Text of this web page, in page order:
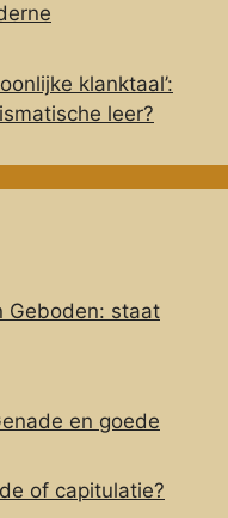
klanktaal’:
leer?
Geboden: staat
en goede
of capitulatie?